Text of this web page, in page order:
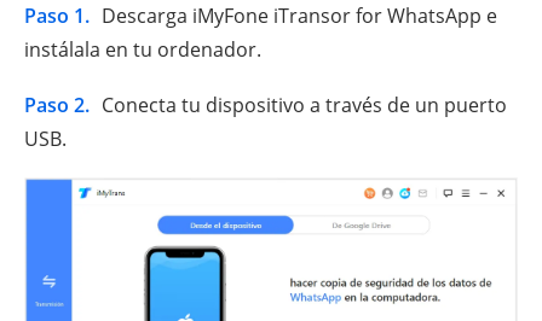
Paso 1. Descarga iMyFone iTransor for WhatsApp e
instálala en tu ordenador.
Paso 2. Conecta tu dispositivo a través de un puerto
USB.